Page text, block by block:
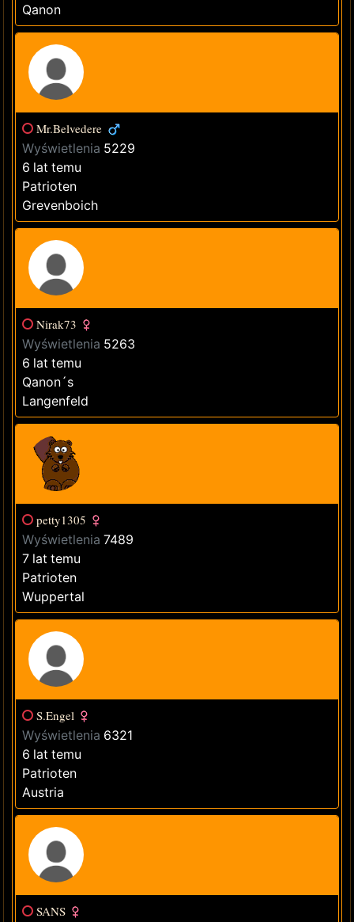
Qanon
Mr.Belvedere
Wyświetlenia 5229
6 lat temu
Patrioten
Grevenboich
Nirak73
Wyświetlenia 5263
6 lat temu
Qanon´s
Langenfeld
petty1305
Wyświetlenia 7489
7 lat temu
Patrioten
Wuppertal
S.Engel
Wyświetlenia 6321
6 lat temu
Patrioten
Austria
SANS